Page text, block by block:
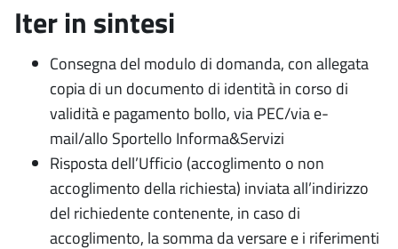
Iter in sintesi
Consegna del modulo di domanda, con allegata
copia di un documento di identità in corso di
validità e pagamento bollo, via PEC/via e-
mail/allo Sportello Informa&Servizi
Risposta dell’Ufficio (accoglimento o non
accoglimento della richiesta) inviata all’indirizzo
del richiedente contenente, in caso di
accoglimento, la somma da versare e i riferimenti